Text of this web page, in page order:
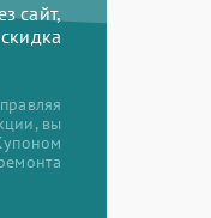
сайт,
вы